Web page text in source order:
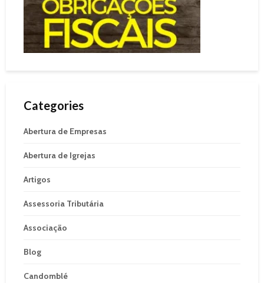
Categories
Abertura de Empresas
Abertura de Igrejas
Artigos
Assessoria Tributária
Associação
Blog
Candomblé